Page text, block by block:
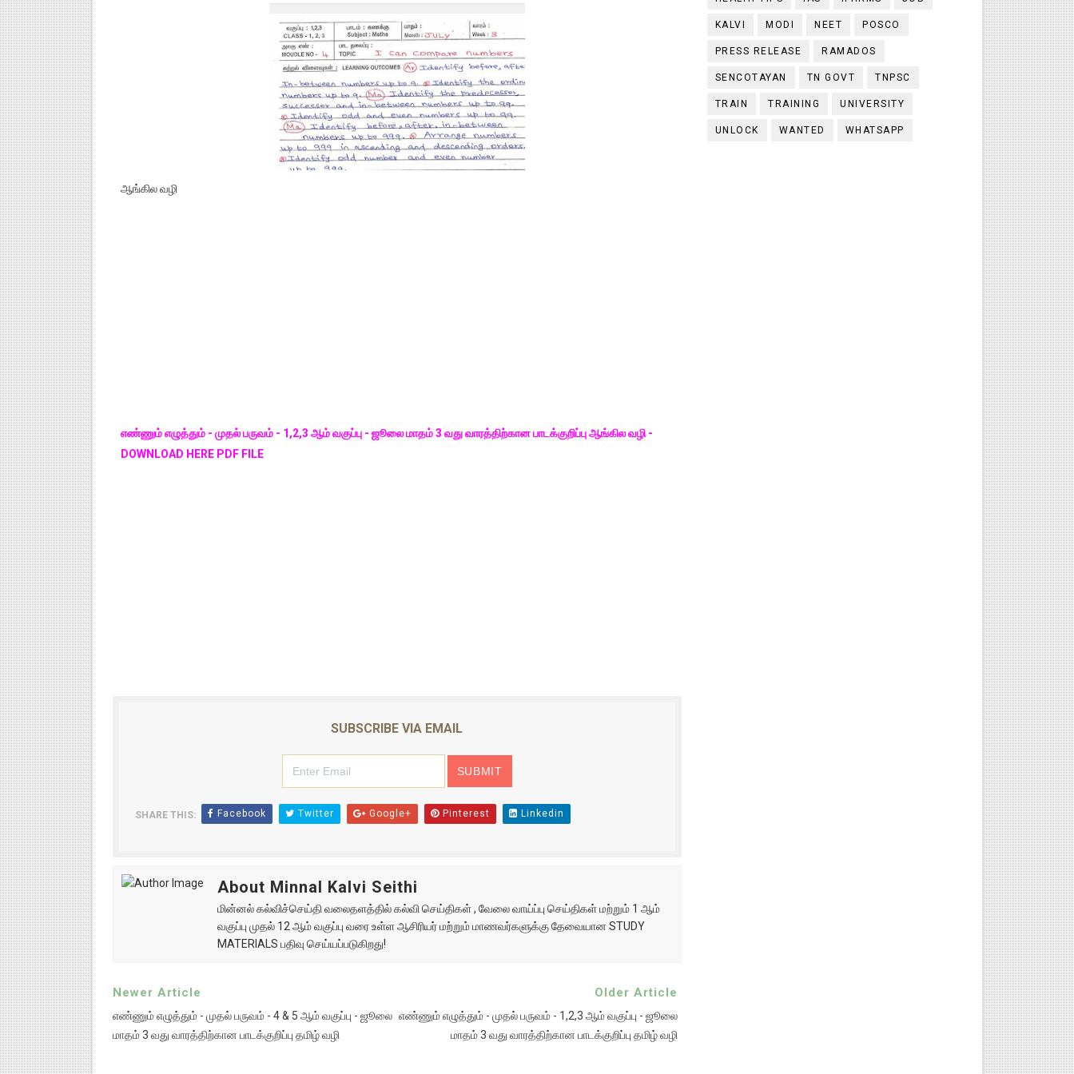
ஆங்கில வழி
எண்ணும் எழுத்தும் - முதல் பருவம் - 1,2,3 ஆம் வகுப்பு - ஜூலை மாதம் 3 வது வாரத்திற்கான பாடக்குறிப்பு ஆங்கில வழி -
DOWNLOAD HERE PDF FILE
SUBSCRIBE VIA EMAIL
SHARE THIS: Facebook Twitter Google+ Pinterest Linkedin
About Minnal Kalvi Seithi
மின்னல் கல்விச்செய்தி வலைதளத்தில் கல்வி செய்திகள் , வேலை வாய்ப்பு செய்திகள் மற்றும் 1 ஆம்
வகுப்பு முதல் 12 ஆம் வகுப்பு வரை உள்ள ஆசிரியர் மற்றும் மாணவர்களுக்கு தேவையான STUDY
MATERIALS பதிவு செய்யப்படுகிறது!
Newer Article
எண்ணும் எழுத்தும் - முதல் பருவம் - 4 & 5 ஆம் வகுப்பு - ஜூலை
மாதம் 3 வது வாரத்திற்கான பாடக்குறிப்பு தமிழ் வழி
Older Article
எண்ணும் எழுத்தும் - முதல் பருவம் - 1,2,3 ஆம் வகுப்பு - ஜூலை
மாதம் 3 வது வாரத்திற்கான பாடக்குறிப்பு தமிழ் வழி
KALVI MODI NEET POSCO
PRESS RELEASE RAMADOS
SENCOTAYAN TN GOVT TNPSC
TRAIN TRAINING UNIVERSITY
UNLOCK WANTED WHATSAPP